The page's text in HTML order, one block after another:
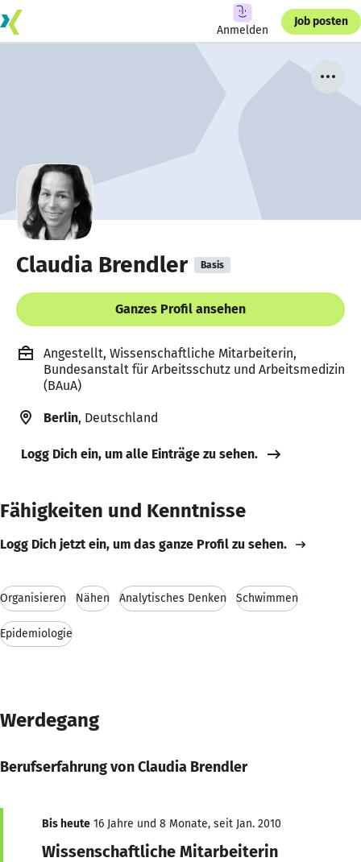
Anmelden
Job posten
Claudia Brendler Basis
Ganzes Profil ansehen
Angestellt, Wissenschaftliche Mitarbeiterin,
Bundesanstalt für Arbeitsschutz und Arbeitsmedizin
(BAuA)
Berlin, Deutschland
Logg Dich ein, um alle Einträge zu sehen.
Fähigkeiten und Kenntnisse
Logg Dich jetzt ein, um das ganze Profil zu sehen.
Organisieren Nähen Analytisches Denken Schwimmen
Epidemiologie
Werdegang
Berufserfahrung von Claudia Brendler
Bis heute 16 Jahre und 8 Monate, seit Jan. 2010
Wissenschaftliche Mitarbeiterin